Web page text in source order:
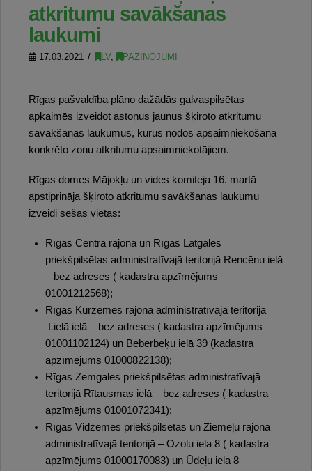
atkritumu savākšanas
laukumi
17.03.2021 LV, PAZIŅOJUMI
Rīgas pašvaldība plāno dažādās galvaspilsētas
apkaimēs izveidot astoņus jaunus šķiroto atkritumu
savākšanas laukumus, kurus nodos apsaimniekošanā
konkrēto zonu atkritumu apsaimniekotājiem.
Rīgas domes Mājokļu un vides komiteja 16. martā
apstiprināja šķiroto atkritumu savākšanas laukumu
izveidi sešās vietās:
Rīgas Centra rajona un Rīgas Latgales
priekšpilsētas administratīvajā teritorijā Rencēnu ielā
– bez adreses ( kadastra apzīmējums
01001212568);
Rīgas Kurzemes rajona administratīvajā teritorijā
Lielā ielā – bez adreses ( kadastra apzīmējums
01001102124) un Beberbeķu ielā 39 (kadastra
apzīmējums 01000822138);
Rīgas Zemgales priekšpilsētas administratīvajā
teritorijā Rītausmas ielā – bez adreses ( kadastra
apzīmējums 01001072341);
Rīgas Vidzemes priekšpilsētas un Ziemeļu rajona
administratīvajā teritorijā – Ozolu iela 8 ( kadastra
apzīmējums 01000170083) un Ūdeļu iela 8